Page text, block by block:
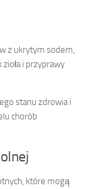
z ukrytym sodem,
i przyprawy
stanu zdrowia i
chorób
które mogą